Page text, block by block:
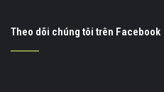
Theo dõi chúng tôi trên Facebook